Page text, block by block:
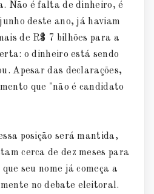
Não é falta de dinheiro, é
deste ano, já haviam
de R$ 7 bilhões para a
o dinheiro está sendo
Apesar das declarações,
que "não é candidato
posição será mantida,
cerca de dez meses para
seu nome já começa a
no debate eleitoral.